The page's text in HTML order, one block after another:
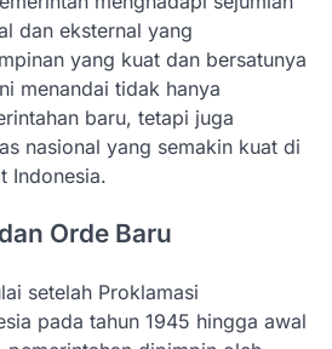
dan eksternal yang
yang kuat dan bersatunya
menandai tidak hanya
baru, tetapi juga
nasional yang semakin kuat di
Indonesia.
Orde Baru
setelah Proklamasi
pada tahun 1945 hingga awal